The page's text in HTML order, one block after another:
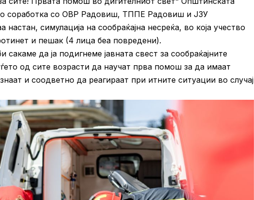
соработка со ОВР Радовиш, ТППЕ Радовиш и ЈЗУ
симулација на сообраќајна несреќа, во која учество
и пешак (4 лица беа повредени).
да ја подигнеме јавната свест за сообраќајните
од сите возрасти да научат прва помош за да имаат
и соодветно да реагираат при итните ситуации во случај